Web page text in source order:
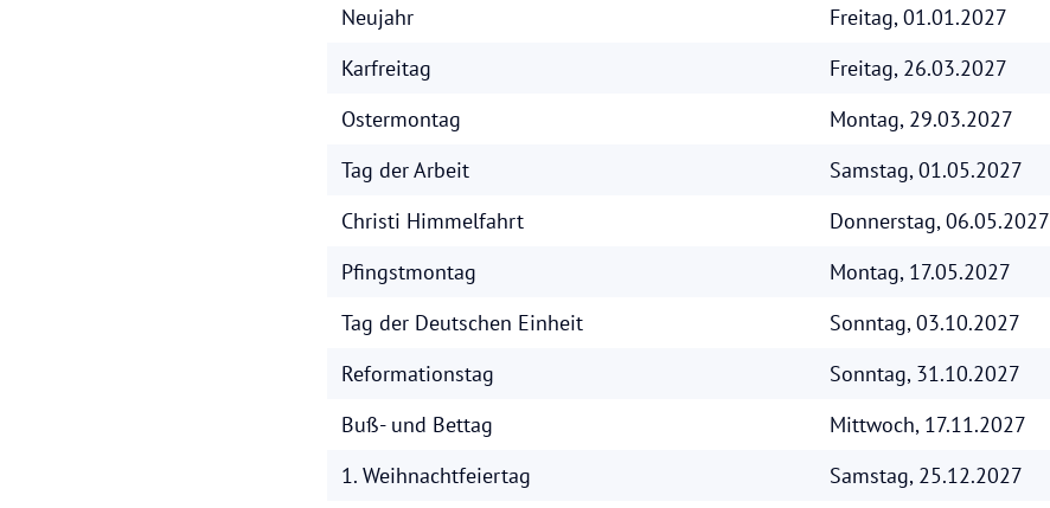
Neujahr
Freitag, 01.01.2027
Karfreitag
Freitag, 26.03.2027
Ostermontag
Montag, 29.03.2027
Tag der Arbeit
Samstag, 01.05.2027
Christi Himmelfahrt
Donnerstag, 06.05.2027
Pfingstmontag
Montag, 17.05.2027
Tag der Deutschen Einheit
Sonntag, 03.10.2027
Reformationstag
Sonntag, 31.10.2027
Buß- und Bettag
Mittwoch, 17.11.2027
1. Weihnachtfeiertag
Samstag, 25.12.2027